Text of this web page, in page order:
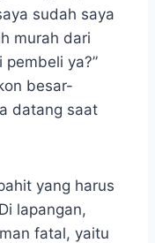
sudah saya
murah dari
ya?”
besar-
datang saat
yang harus
lapangan,
fatal, yaitu